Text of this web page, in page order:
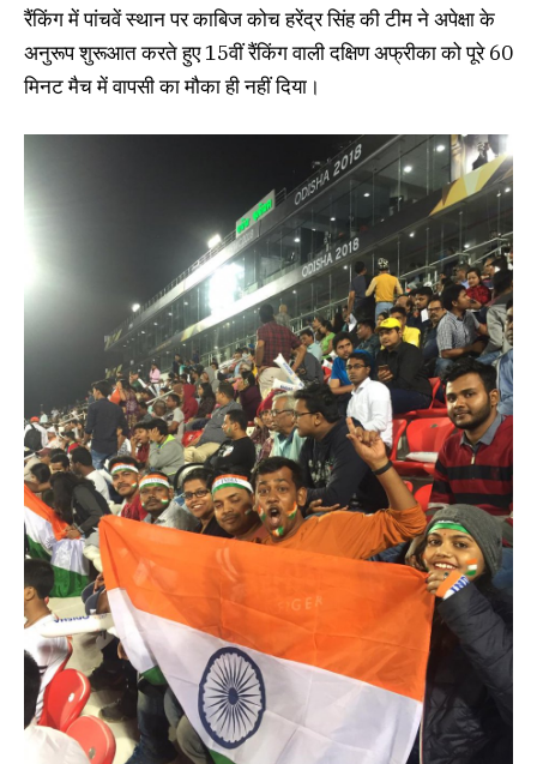
रैंकिंग में पांचवें स्थान पर काबिज कोच हरेंद्र सिंह की टीम ने अपेक्षा के
अनुरूप शुरूआत करते हुए 15वीं रैंकिंग वाली दक्षिण अफ्रीका को पूरे 60
मिनट मैच में वापसी का मौका ही नहीं दिया।